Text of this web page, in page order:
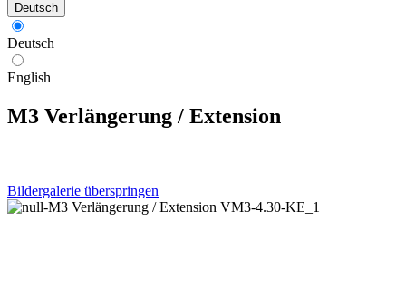
Deutsch
Deutsch
English
M3 Verlängerung / Extension
Bildergalerie überspringen